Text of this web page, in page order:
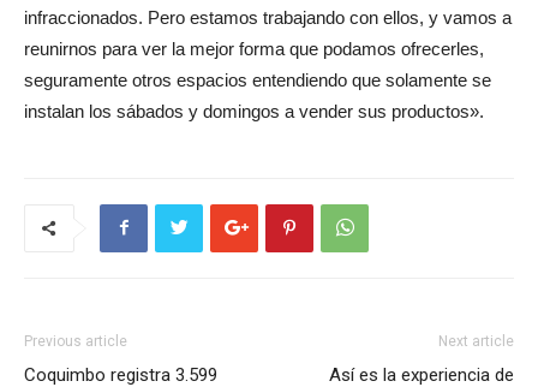
infraccionados. Pero estamos trabajando con ellos, y vamos a
reunirnos para ver la mejor forma que podamos ofrecerles,
seguramente otros espacios entendiendo que solamente se
instalan los sábados y domingos a vender sus productos».
Previous article
Coquimbo registra 3.599
Next article
Así es la experiencia de